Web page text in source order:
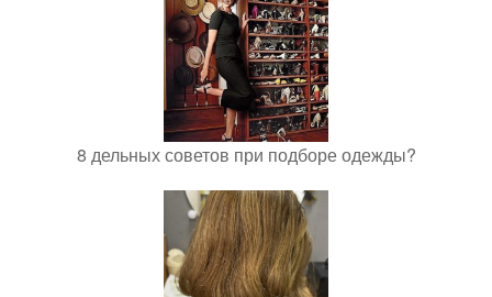
8 дельных советов при подборе одежды?